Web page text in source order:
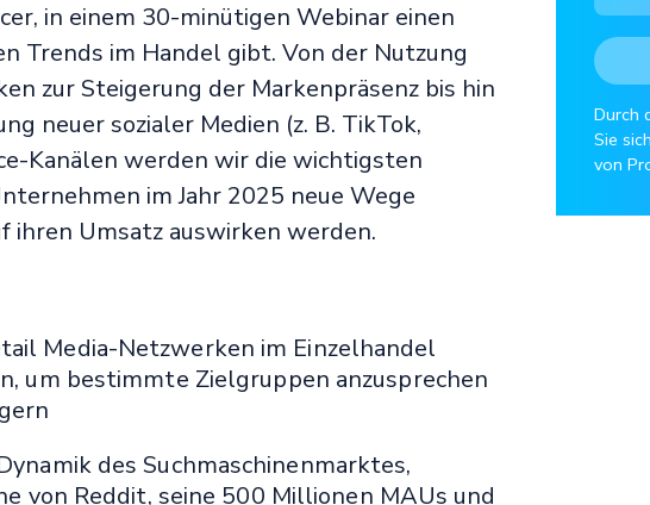
in einem 30-minütigen Webinar einen
Trends im Handel gibt. Von der Nutzung
zur Steigerung der Markenpräsenz bis hin
neuer sozialer Medien (z. B. TikTok,
Kanälen werden wir die wichtigsten
im Jahr 2025 neue Wege
ihren Umsatz auswirken werden.
Media-Netzwerken im Einzelhandel
um bestimmte Zielgruppen anzusprechen
des Suchmaschinenmarktes,
von Reddit, seine 500 Millionen MAUs und
Durch
Sie
von